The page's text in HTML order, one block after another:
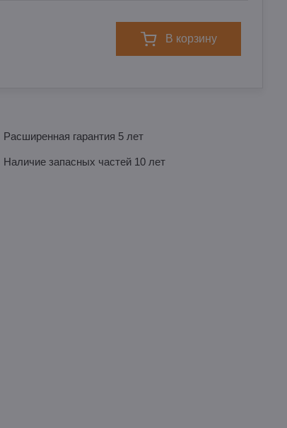
в корзину
Расширенная гарантия 5 лет
Наличие запасных частей 10 лет